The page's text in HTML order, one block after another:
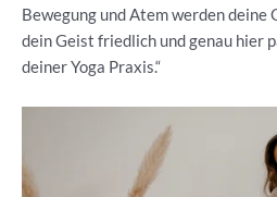
Bewegung und Atem werden
dein Geist friedlich und genau hier
deiner Yoga Praxis.“